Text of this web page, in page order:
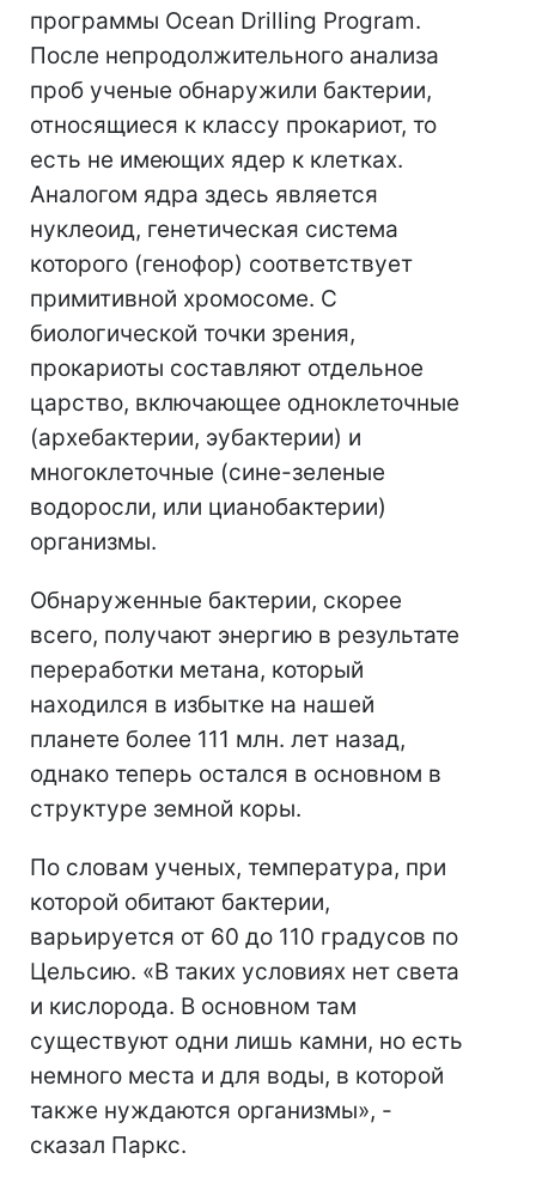
программы Ocean Drilling Program.
После непродолжительного анализа
проб ученые обнаружили бактерии,
относящиеся к классу прокариот, то
есть не имеющих ядер к клетках.
Аналогом ядра здесь является
нуклеоид, генетическая система
которого (генофор) соответствует
примитивной хромосоме. С
биологической точки зрения,
прокариоты составляют отдельное
царство, включающее одноклеточные
(архебактерии, эубактерии) и
многоклеточные (сине-зеленые
водоросли, или цианобактерии)
организмы.
Обнаруженные бактерии, скорее
всего, получают энергию в результате
переработки метана, который
находился в избытке на нашей
планете более 111 млн. лет назад,
однако теперь остался в основном в
структуре земной коры.
По словам ученых, температура, при
которой обитают бактерии,
варьируется от 60 до 110 градусов по
Цельсию. «В таких условиях нет света
и кислорода. В основном там
существуют одни лишь камни, но есть
немного места и для воды, в которой
также нуждаются организмы», -
сказал Паркс.